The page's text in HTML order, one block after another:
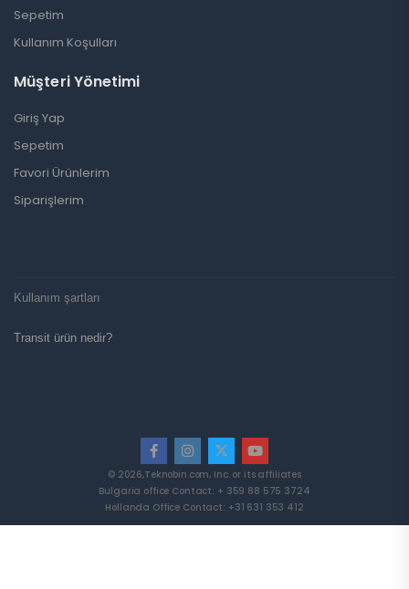
Sepetim
Kullanım Koşulları
Müşteri Yönetimi
Giriş Yap
Sepetim
Favori Ürünlerim
Siparişlerim
Kullanım şartları
Transit ürün nedir?
© 2026,Teknobin.com, Inc. or its affiliates
Bulgaria office Contact: + 359 88 575 3724
Hollanda Office Contact: +31 631 353 412